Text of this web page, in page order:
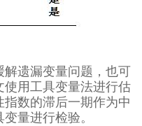
遗漏变量问题，也可
用工具变量法进行估
数的滞后一期作为中
量进行检验。